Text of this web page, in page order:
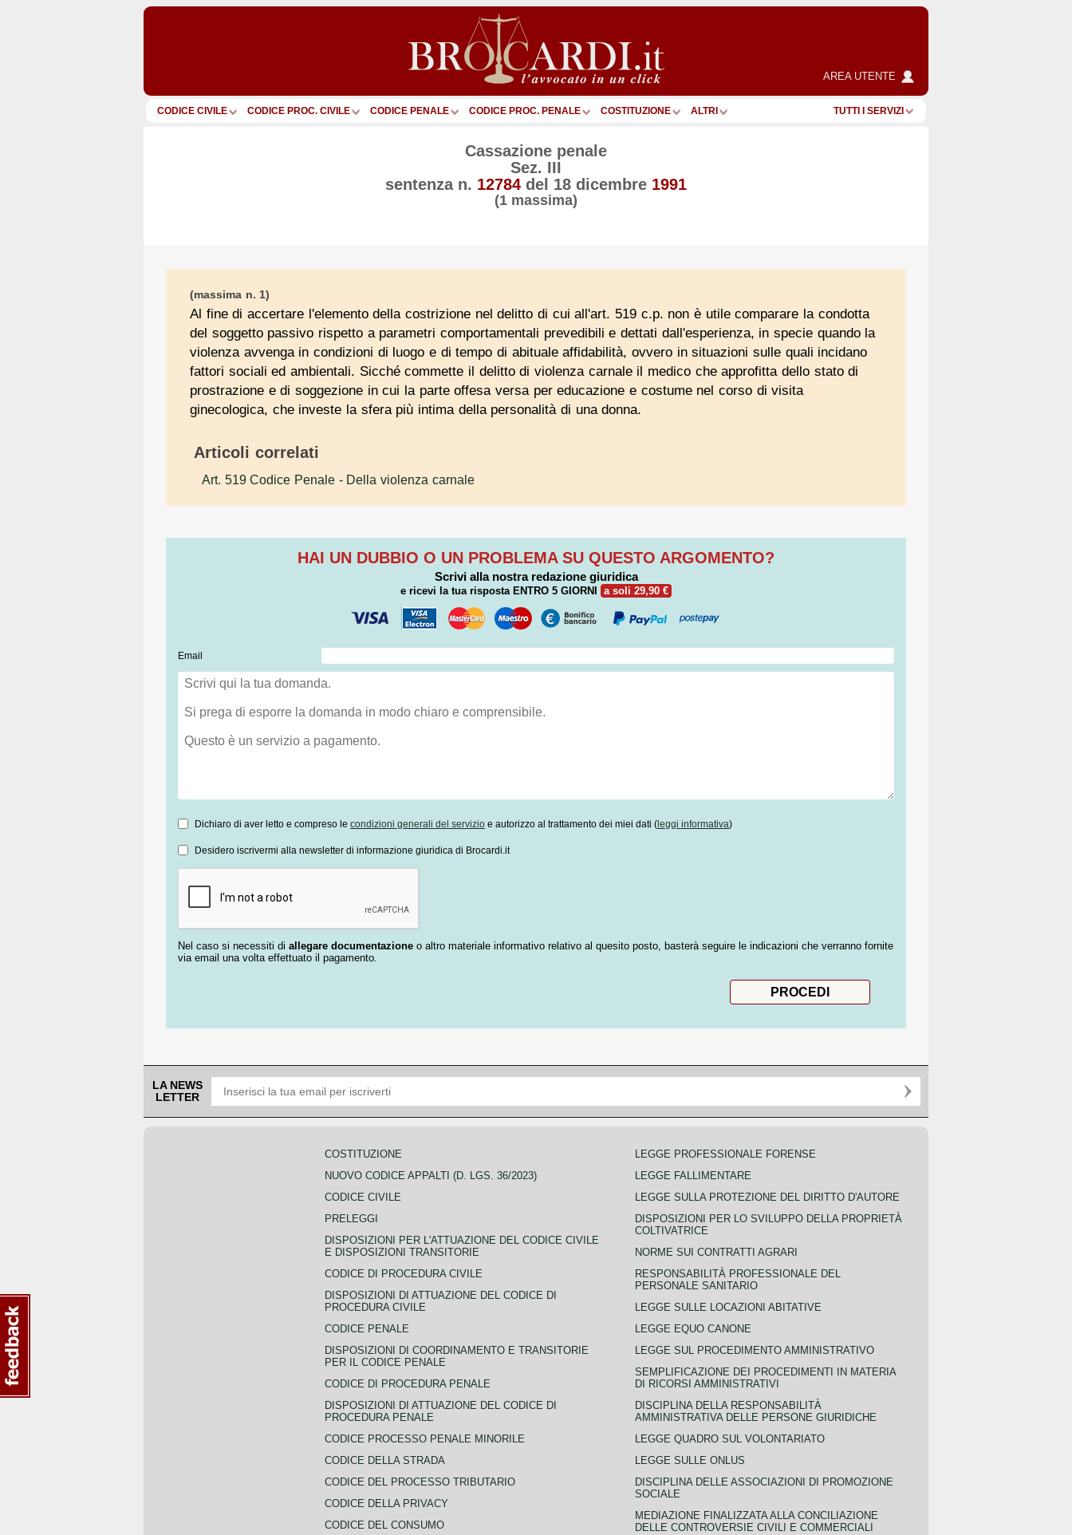
AREA UTENTE
CODICE CIVILE CODICE PROC. CIVILE CODICE PENALE CODICE PROC. PENALE COSTITUZIONE ALTRI TUTTI I SERVIZI
Cassazione penale
Sez. III
sentenza n. 12784 del 18 dicembre 1991
(1 massima)
(massima n. 1)
Al fine di accertare l'elemento della costrizione nel delitto di cui all'art. 519 c.p. non è utile comparare la condotta
del soggetto passivo rispetto a parametri comportamentali prevedibili e dettati dall'esperienza, in specie quando la
violenza avvenga in condizioni di luogo e di tempo di abituale affidabilità, ovvero in situazioni sulle quali incidano
fattori sociali ed ambientali. Sicché commette il delitto di violenza carnale il medico che approfitta dello stato di
prostrazione e di soggezione in cui la parte offesa versa per educazione e costume nel corso di visita
ginecologica, che investe la sfera più intima della personalità di una donna.
Articoli correlati
Art. 519 Codice Penale - Della violenza carnale
HAI UN DUBBIO O UN PROBLEMA SU QUESTO ARGOMENTO?
Scrivi alla nostra redazione giuridica
e ricevi la tua risposta ENTRO 5 GIORNI a soli 29,90 €
Email
Dichiaro di aver letto e compreso le condizioni generali del servizio e autorizzo al trattamento dei miei dati ( leggi informativa)
Desidero iscrivermi alla newsletter di informazione giuridica di Brocardi.it
Nel caso si necessiti di allegare documentazione o altro materiale informativo relativo al quesito posto, basterà seguire le indicazioni che verranno fornite
via email una volta effettuato il pagamento.
LA NEWS
LETTER
COSTITUZIONE
NUOVO CODICE APPALTI (D. LGS. 36/2023)
CODICE CIVILE
PRELEGGI
DISPOSIZIONI PER L'ATTUAZIONE DEL CODICE CIVILE
E DISPOSIZIONI TRANSITORIE
CODICE DI PROCEDURA CIVILE
DISPOSIZIONI DI ATTUAZIONE DEL CODICE DI
PROCEDURA CIVILE
CODICE PENALE
DISPOSIZIONI DI COORDINAMENTO E TRANSITORIE
PER IL CODICE PENALE
CODICE DI PROCEDURA PENALE
DISPOSIZIONI DI ATTUAZIONE DEL CODICE DI
PROCEDURA PENALE
CODICE PROCESSO PENALE MINORILE
CODICE DELLA STRADA
CODICE DEL PROCESSO TRIBUTARIO
CODICE DELLA PRIVACY
CODICE DEL CONSUMO
LEGGE PROFESSIONALE FORENSE
LEGGE FALLIMENTARE
LEGGE SULLA PROTEZIONE DEL DIRITTO D'AUTORE
DISPOSIZIONI PER LO SVILUPPO DELLA PROPRIETÀ
COLTIVATRICE
NORME SUI CONTRATTI AGRARI
RESPONSABILITÀ PROFESSIONALE DEL
PERSONALE SANITARIO
LEGGE SULLE LOCAZIONI ABITATIVE
LEGGE EQUO CANONE
LEGGE SUL PROCEDIMENTO AMMINISTRATIVO
SEMPLIFICAZIONE DEI PROCEDIMENTI IN MATERIA
DI RICORSI AMMINISTRATIVI
DISCIPLINA DELLA RESPONSABILITÀ
AMMINISTRATIVA DELLE PERSONE GIURIDICHE
LEGGE QUADRO SUL VOLONTARIATO
LEGGE SULLE ONLUS
DISCIPLINA DELLE ASSOCIAZIONI DI PROMOZIONE
SOCIALE
MEDIAZIONE FINALIZZATA ALLA CONCILIAZIONE
DELLE CONTROVERSIE CIVILI E COMMERCIALI